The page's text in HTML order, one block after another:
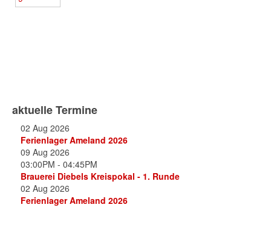
aktuelle Termine
02 Aug 2026
Ferienlager Ameland 2026
09 Aug 2026
03:00PM - 04:45PM
Brauerei Diebels Kreispokal - 1. Runde
02 Aug 2026
Ferienlager Ameland 2026